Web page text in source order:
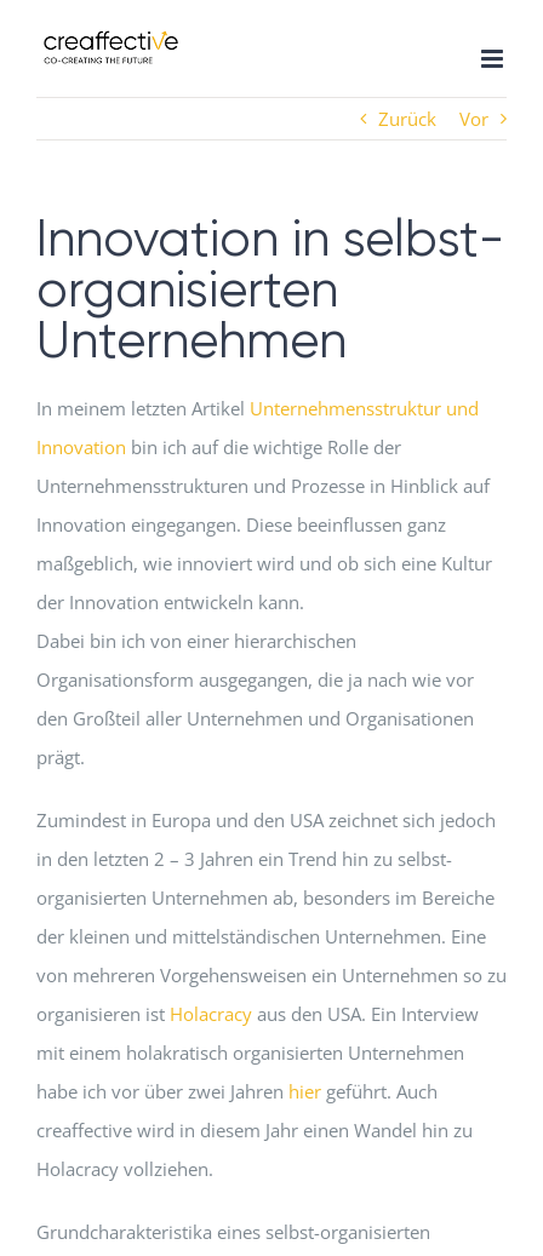
Inhalt
springen
Zurück
Vor
Innovation in selbst-
organisierten
Unternehmen
In meinem letzten Artikel Unternehmensstruktur und
Innovation bin ich auf die wichtige Rolle der
Unternehmensstrukturen und Prozesse in Hinblick auf
Innovation eingegangen. Diese beeinflussen ganz
maßgeblich, wie innoviert wird und ob sich eine Kultur
der Innovation entwickeln kann.
Dabei bin ich von einer hierarchischen
Organisationsform ausgegangen, die ja nach wie vor
den Großteil aller Unternehmen und Organisationen
prägt.
Zumindest in Europa und den USA zeichnet sich jedoch
in den letzten 2 – 3 Jahren ein Trend hin zu selbst-
organisierten Unternehmen ab, besonders im Bereiche
der kleinen und mittelständischen Unternehmen. Eine
von mehreren Vorgehensweisen ein Unternehmen so zu
organisieren ist Holacracyaus den USA. Ein Interview
mit einem holakratisch organisierten Unternehmen
habe ich vor über zwei Jahren hiergeführt. Auch
creaffective wird in diesem Jahr einen Wandel hin zu
Holacracy vollziehen.
Grundcharakteristika eines selbst-organisierten